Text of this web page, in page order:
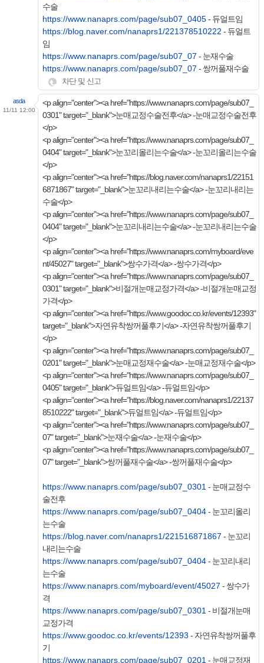
수술
https://www.nanaprs.com/page/sub07_0405- 듀얼트임
https://blog.naver.com/nanaprs1/221378510222 - 듀얼트
임
https://www.nanaprs.com/page/sub07_07 - 눈재수술
https://www.nanaprs.com/page/sub07_07 - 쌍꺼풀재수술
차단 및 신고
asda
11/11 12:00
<p align="center"><a href="https://www.nanaprs.com/page/sub07_
0301" target="_blank">눈매교정수술전후</a> -눈매교정수술전후
</p>
<p align="center"><a href="https://www.nanaprs.com/page/sub07_
0404" target="_blank">눈꼬리올리는수술</a> -눈꼬리올리는수술
</p>
<p align="center"><a href="https://blog.naver.com/nanaprs1/22151
6871867" target="_blank">눈꼬리내리는수술</a> -눈꼬리내리는
수술</p>
<p align="center"><a href="https://www.nanaprs.com/page/sub07_
0404" target="_blank">눈꼬리내리는수술</a> -눈꼬리내리는수술
</p>
<p align="center"><a href="https://www.nanaprs.com/myboard/eve
nt/45027" target="_blank">쌍수가격</a> -쌍수가격</p>
<p align="center"><a href="https://www.nanaprs.com/page/sub07_
0301" target="_blank">비절개눈매교정가격</a> -비절개눈매교정
가격</p>
<p align="center"><a href="https://www.goodoc.co.kr/events/12393"
target="_blank">자연유착쌍꺼풀후기</a> -자연유착쌍꺼풀후기
</p>
<p align="center"><a href="https://www.nanaprs.com/page/sub07_
0201" target="_blank">눈매교정재수술</a> -눈매교정재수술</p>
<p align="center"><a href="https://www.nanaprs.com/page/sub07_
0405" target="_blank">듀얼트임</a> -듀얼트임</p>
<p align="center"><a href="https://blog.naver.com/nanaprs1/22137
8510222" target="_blank">듀얼트임</a> -듀얼트임</p>
<p align="center"><a href="https://www.nanaprs.com/page/sub07_
07" target="_blank">눈재수술</a> -눈재수술</p>
<p align="center"><a href="https://www.nanaprs.com/page/sub07_
07" target="_blank">쌍꺼풀재수술</a> -쌍꺼풀재수술</p>
https://www.nanaprs.com/page/sub07_0301- 눈매교정수
술전후
https://www.nanaprs.com/page/sub07_0404- 눈꼬리올리
는수술
https://blog.naver.com/nanaprs1/221516871867 - 눈꼬리
내리는수술
https://www.nanaprs.com/page/sub07_0404- 눈꼬리내리
는수술
https://www.nanaprs.com/myboard/event/45027 - 쌍수가
격
https://www.nanaprs.com/page/sub07_0301- 비절개눈매
교정가격
https://www.goodoc.co.kr/events/12393 - 자연유착쌍꺼풀후
기
https://www.nanaprs.com/page/sub07_0201- 눈매교정재